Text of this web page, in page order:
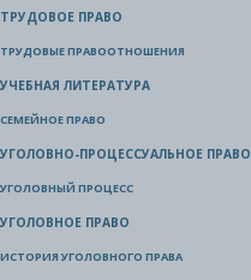
ТРУДОВОЕ ПРАВО
ТРУДОВЫЕ ПРАВООТНОШЕНИЯ
УЧЕБНАЯ ЛИТЕРАТУРА
СЕМЕЙНОЕ ПРАВО
УГОЛОВНО-ПРОЦЕССУАЛЬНОЕ ПРАВО
УГОЛОВНЫЙ ПРОЦЕСС
УГОЛОВНОЕ ПРАВО
ИСТОРИЯ УГОЛОВНОГО ПРАВА